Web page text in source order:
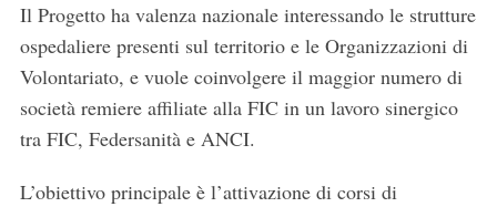
Il Progetto ha valenza nazionale interessando le strutture
ospedaliere presenti sul territorio e le Organizzazioni di
Volontariato, e vuole coinvolgere il maggior numero di
società remiere affiliate alla FIC in un lavoro sinergico
tra FIC, Federsanità e ANCI.
L’obiettivo principale è l’attivazione di corsi di